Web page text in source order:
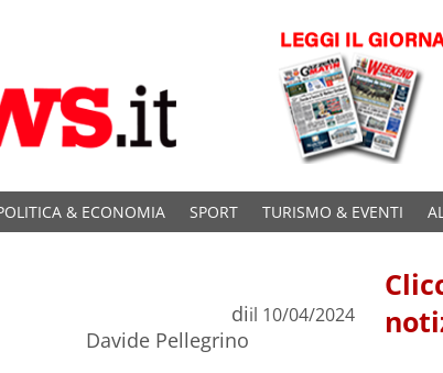
& ECONOMIA SPORT TURISMO & EVENTI
di
Davide Pellegrino
il 10/04/2024